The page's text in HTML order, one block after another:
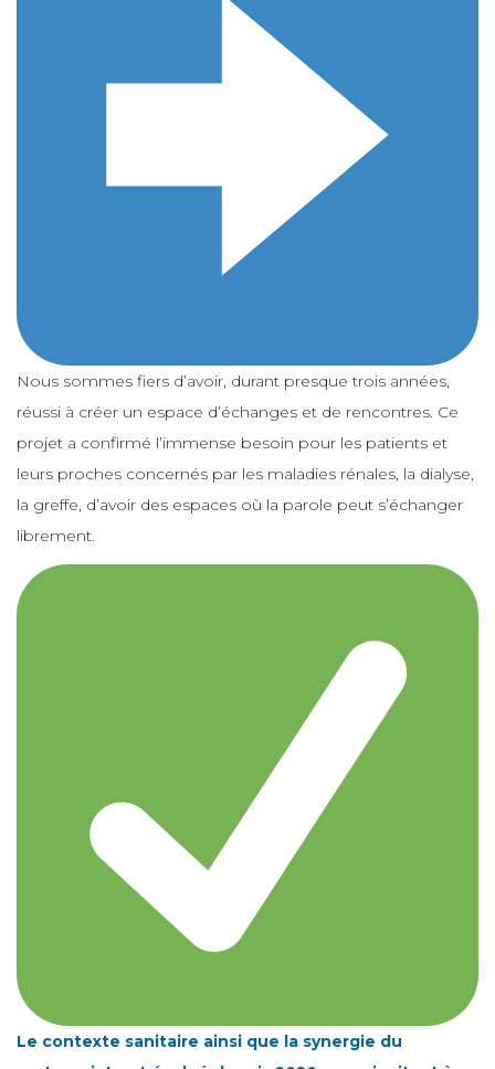
Nous sommes fiers d’avoir, durant presque trois années,
réussi à créer un espace d’échanges et de rencontres. Ce
projet a confirmé l’immense besoin pour les patients et
leurs proches concernés par les maladies rénales, la dialyse,
la greffe, d’avoir des espaces où la parole peut s’échanger
librement.
Le contexte sanitaire ainsi que la synergie du